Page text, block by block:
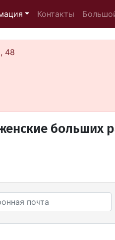
Контакты
48
больших